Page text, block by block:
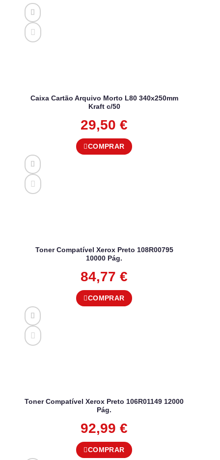
Caixa Cartão Arquivo Morto L80 340x250mm
Kraft c/50
29,50 €
COMPRAR
Toner Compatível Xerox Preto 108R00795
10000 Pág.
84,77 €
COMPRAR
Toner Compatível Xerox Preto 106R01149 12000
Pág.
92,99 €
COMPRAR